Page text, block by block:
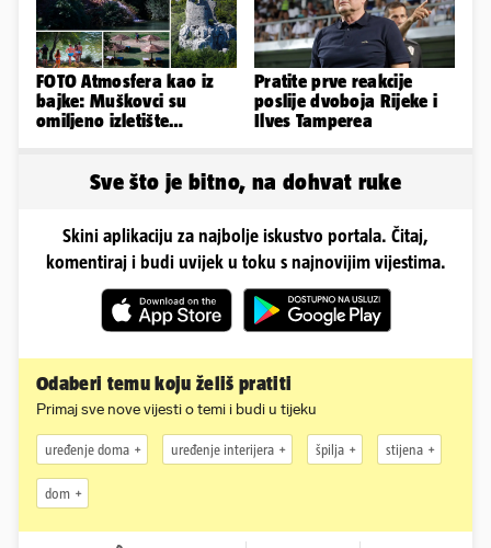
FOTO Atmosfera kao iz
bajke: Muškovci su
omiljeno izletište
Pratite prve reakcije
poslije dvoboja Rijeke i
Ilves Tamperea
Sve što je bitno, na dohvat ruke
Skini aplikaciju za najbolje iskustvo portala. Čitaj,
komentiraj i budi uvijek u toku s najnovijim vijestima.
Odaberi temu koju želiš pratiti
Primaj sve nove vijesti o temi i budi u tijeku
uređenje doma uređenje interijera špilja stijena
dom